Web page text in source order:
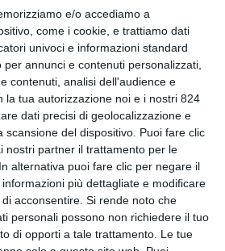
e/o accediamo a
come i cookie, e trattiamo dati
univoci e informazioni standard
per annunci e contenuti personalizzati,
contenuti, analisi dell'audience e
la tua autorizzazione noi e i nostri 824
dati precisi di geolocalizzazione e
scansione del dispositivo. Puoi fare clic
nostri partner il trattamento per le
alternativa puoi fare clic per negare il
più dettagliate e modificare
acconsentire. Si rende noto che
personali possono non richiedere il tuo
di opporti a tale trattamento. Le tue
Store